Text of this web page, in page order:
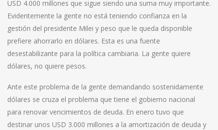
USD 4.000 millones que sigue siendo una suma muy importante.
Evidentemente la gente no está teniendo confianza en la
gestión del presidente Milei y peso que le queda disponible
prefiere ahorrarlo en dólares. Esta es una fuente
desestabilizante para la política cambiaria. La gente quiere
dólares, no quiere pesos.
Ante este problema de la gente demandando sostenidamente
dólares se cruza el problema que tiene el gobierno nacional
para renovar vencimientos de deuda. En enero tuvo que
destinar unos USD 3.000 millones a la amortización de deuda y